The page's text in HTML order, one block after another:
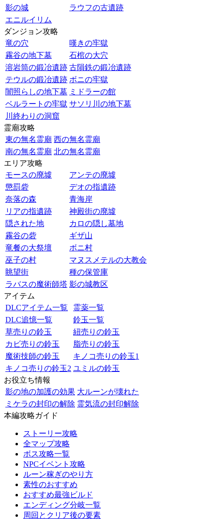
影の城
ラウフの古遺跡
エニルイリム
ダンジョン攻略
竜の穴
嘆きの牢獄
霧谷の地下墓
石棺の大穴
溶岩筒の鍛冶遺跡 古隕鉄の鍛冶遺跡
テウルの鍛冶遺跡 ボニの牢獄
闇照らしの地下墓 ミドラーの館
ベルラートの牢獄 サソリ川の地下墓
川終わりの洞窟
霊廟攻略
東の無名霊廟 西の無名霊廟
南の無名霊廟 北の無名霊廟
エリア攻略
モースの廃墟
アンテの廃墟
懲罰砦
デオの指遺跡
奈落の森
青海岸
リアの指遺跡
神殿街の廃墟
隠された地
カロの隠し墓地
霧谷の砦
ギザ山
竜餐の大祭壇
ボニ村
巫子の村
マヌスメテルの大教会
眺望街
種の保管庫
ラバスの魔術師塔 影の城教区
アイテム
DLCアイテム一覧
霊薬一覧
DLC追憶一覧
鈴玉一覧
草売りの鈴玉
紐売りの鈴玉
カビ売りの鈴玉
脂売りの鈴玉
魔術技師の鈴玉
キノコ売りの鈴玉1
キノコ売りの鈴玉2 ユミルの鈴玉
お役立ち情報
影の地の加護の効果 大ルーンが壊れた
ミケラの封印の解除 霊気流の封印解除
本編攻略ガイド
ストーリー攻略
全マップ攻略
ボス攻略一覧
NPCイベント攻略
ルーン稼ぎのやり方
素性のおすすめ
おすすめ最強ビルド
エンディング分岐一覧
周回とクリア後の要素